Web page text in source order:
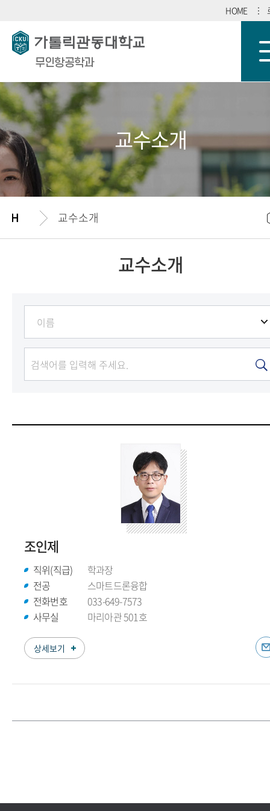
HOME
무인항공학과
교수소개
교수소개
교수소개
조인제
직위(직급)
학과장
전공
스마트드론융합
전화번호
033-649-7573
사무실
마리아관 501호
상세보기